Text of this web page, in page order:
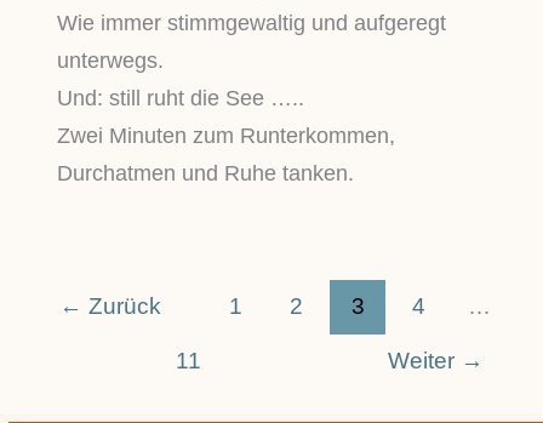
Wie immer stimmgewaltig und aufgeregt
unterwegs.
Und: still ruht die See …..
Zwei Minuten zum Runterkommen,
Durchatmen und Ruhe tanken.
← Zurück 1 2 3 4 …
11 Weiter →